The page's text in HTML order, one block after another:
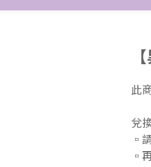
此
兌
▫️
▫️